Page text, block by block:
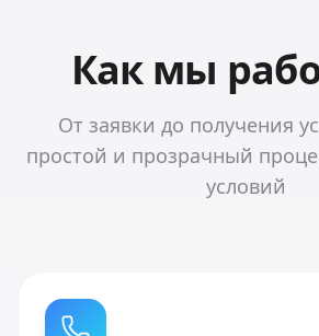
Как мы
От заявки до получения
простой и прозрачный
условий